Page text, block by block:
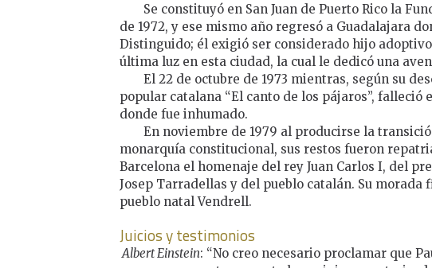
Se constituyó en San Juan de Puerto Rico la
de 1972, y ese mismo año regresó a Guadalajara
Distinguido; él exigió ser considerado hijo
última luz en esta ciudad, la cual le dedicó una
El 22 de octubre de 1973 mientras, según su
popular catalana “El canto de los pájaros”, falleció
donde fue inhumado.
En noviembre de 1979 al producirse la
monarquía constitucional, sus restos fueron
Barcelona el homenaje del rey Juan Carlos I, del
Josep Tarradellas y del pueblo catalán. Su morada
pueblo natal Vendrell.
Juicios y testimonios
Albert Einstein: “No creo necesario proclamar que